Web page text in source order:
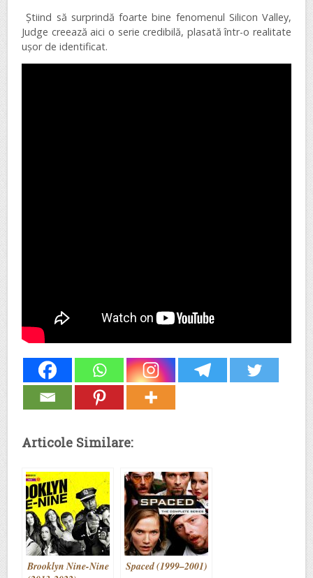
Știind să surprindă foarte bine fenomenul Silicon Valley,
Judge creează aici o serie credibilă, plasată într-o realitate
ușor de identificat.
Articole Similare:
Brooklyn Nine-Nine
Spaced (1999–2001)